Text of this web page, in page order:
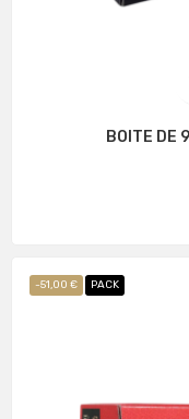
BOITE DE
-51,00 € PACK